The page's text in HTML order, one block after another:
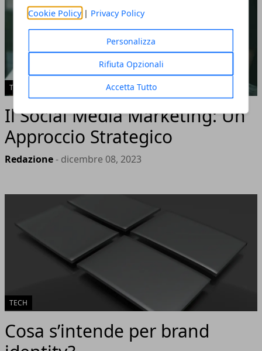
Cookie Policy | Privacy Policy
Personalizza
Rifiuta Opzionali
Accetta Tutto
TECH
Il Social Media Marketing: Un
Approccio Strategico
Redazione- dicembre 08, 2023
TECH
Cosa s’intende per brand